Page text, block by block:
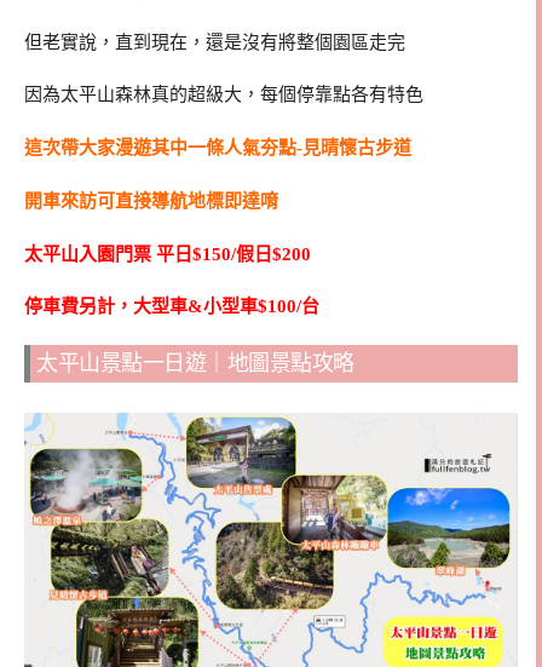
但老實說，直到現在，還是沒有將整個園區走完
因為太平山森林真的超級大，每個停靠點各有特色
這次帶大家漫遊其中一條人氣夯點-見晴懷古步道
開車來訪可直接導航地標即達唷
太平山入園門票 平日$150/假日$200
停車費另計，大型車&小型車$100/台
太平山景點一日遊｜地圖景點攻略